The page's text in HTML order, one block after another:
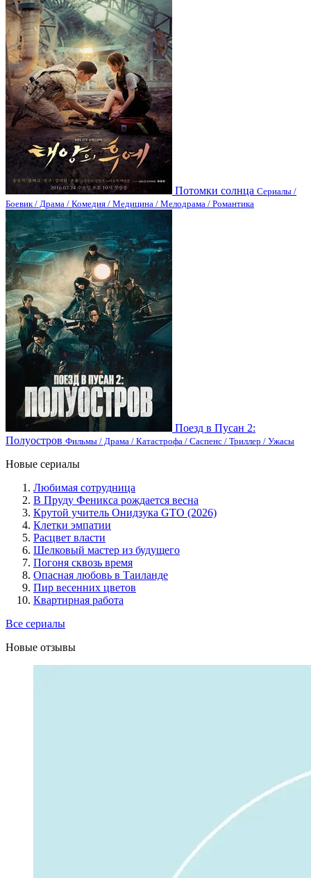
Потомки солнца Сериалы /
Боевик / Драма / Комедия / Медицина / Мелодрама / Романтика
Поезд в Пусан 2:
Полуостров Фильмы / Драма / Катастрофа / Саспенс / Триллер / Ужасы
Новые сериалы
Любимая сотрудница
В Пруду Феникса рождается весна
Крутой учитель Онидзука GTO (2026)
Клетки эмпатии
Расцвет власти
Шелковый мастер из будущего
Погоня сквозь время
Опасная любовь в Таиланде
Пир весенних цветов
Квартирная работа
Все сериалы
Новые отзывы